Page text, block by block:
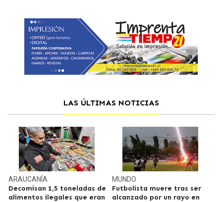
LAS ÚLTIMAS NOTICIAS
ARAUCANÍA
Decomisan 1,5 toneladas de
alimentos ilegales que eran
MUNDO
Futbolista muere tras ser
alcanzado por un rayo en